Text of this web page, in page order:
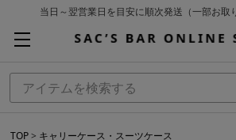
お買い上げ合計¥3,980以上で送
当日～翌営業日を目安に順次発送（一部お取
TOP
キャリーケース・スーツケース